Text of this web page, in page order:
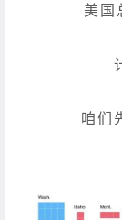
美国
咱们